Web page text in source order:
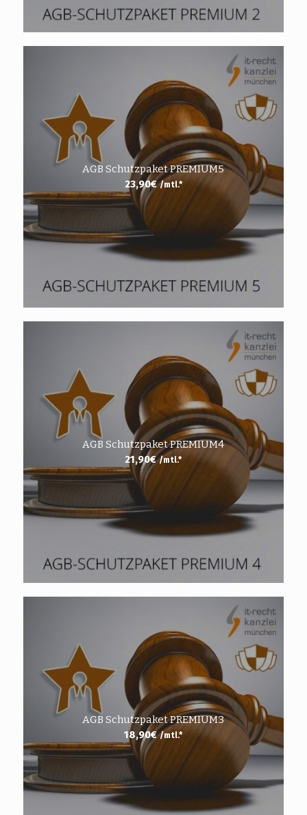
AGB Schutzpaket PREMIUM5
23,90€ /mtl.*
AGB Schutzpaket PREMIUM4
21,90€ /mtl.*
AGB Schutzpaket PREMIUM3
18,90€ /mtl.*